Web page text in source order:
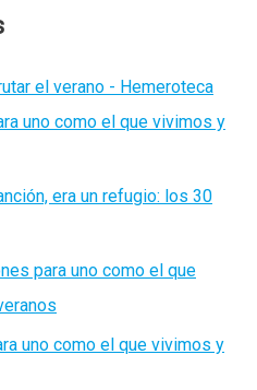
el verano - Hemeroteca
uno como el que vivimos y
era un refugio: los 30
para uno como el que
uno como el que vivimos y